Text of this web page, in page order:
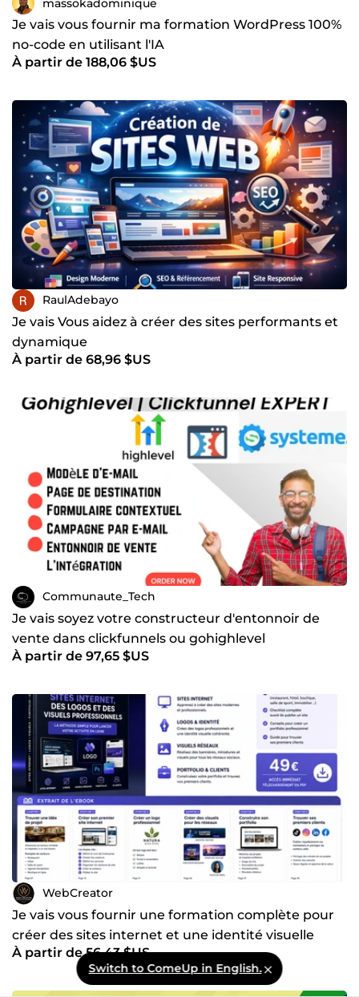
massokadominique
Je vais vous fournir ma formation WordPress 100%
no-code en utilisant l'IA
À partir de 188,06 $US
RaulAdebayo
Je vais Vous aidez à créer des sites performants et
dynamique
À partir de 68,96 $US
Communaute_Tech
Je vais soyez votre constructeur d'entonnoir de
vente dans clickfunnels ou gohighlevel
À partir de 97,65 $US
WebCreator
Je vais vous fournir une formation complète pour
créer des sites internet et une identité visuelle
À partir de 56,43 $US
Switch to ComeUp in English.